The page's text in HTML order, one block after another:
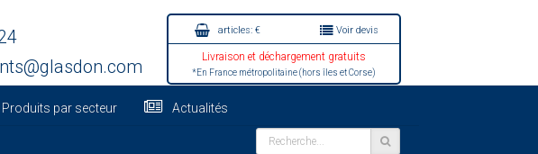
articles: € Voir devis
Livraison et déchargement gratuits
*En France métropolitaine (hors îles et Corse)
Produits par secteur Actualités